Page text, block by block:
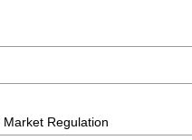
Regulation